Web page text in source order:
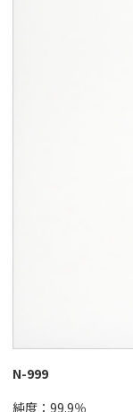
N-999
純度：99.9％